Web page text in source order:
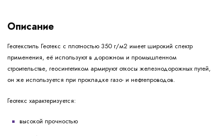
Описание
Геотекстиль Геотекс с плотностью 350 г/м2 имеет широкий спектр
применения, её используют в дорожном и промышленном
строительстве, геосинтетиком армируют откосы железнодорожных путей,
он же используется при прокладке газо- и нефтепроводов.
Геотекс характеризуется:
высокой прочностью